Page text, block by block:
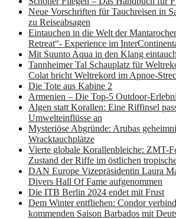
Neue Vorschriften für Tauchreisen in
zu Reiseabsagen
Eintauchen in die Welt der
Retreat“- Experience im
Mit Suunto Aqua in den Klang
Tannheimer Tal Schauplatz für
Colat bricht Weltrekord im Apnoe-
Die Tote aus Kabine 2
Armenien – Die Top-5 Outdoor-
Algen statt Korallen: Eine Riffinsel
Umwelteinflüsse an
Mysteriöse Abgründe: Arubas
Wracktauchplätze
Vierte globale Korallenbleiche: ZMT-
Zustand der Riffe im östlichen
DAN Europe Vizepräsidentin Laura
Divers Hall Of Fame aufgenommen
Die ITB Berlin 2024 endet mit Frust
Dem Winter entfliehen: Condor
kommenden Saison Barbados mit